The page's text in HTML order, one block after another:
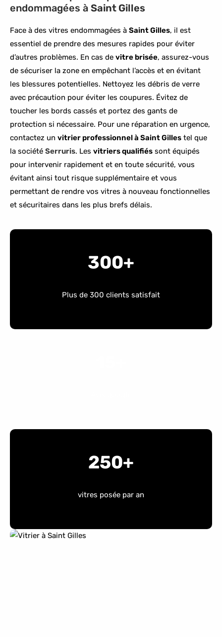
endommagées à Saint Gilles
Face à des vitres endommagées à Saint Gilles, il est
essentiel de prendre des mesures rapides pour éviter
d’autres problèmes. En cas de vitre brisée, assurez-vous
de sécuriser la zone en empêchant l’accès et en évitant
les blessures potentielles. Nettoyez les débris de verre
avec précaution pour éviter les coupures. Évitez de
toucher les bords cassés et portez des gants de
protection si nécessaire. Pour une réparation en urgence,
contactez un vitrier professionnel à Saint Gilles tel que
la société Serruris. Les vitriers qualifiés sont équipés
pour intervenir rapidement et en toute sécurité, vous
évitant ainsi tout risque supplémentaire et vous
permettant de rendre vos vitres à nouveau fonctionnelles
et sécuritaires dans les plus brefs délais.
300+
Plus de 300 clients satisfait
250+
vitres posée par an